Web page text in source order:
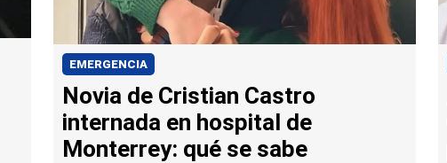
EMERGENCIA
Novia de Cristian Castro
internada en hospital de
Monterrey: qué se sabe